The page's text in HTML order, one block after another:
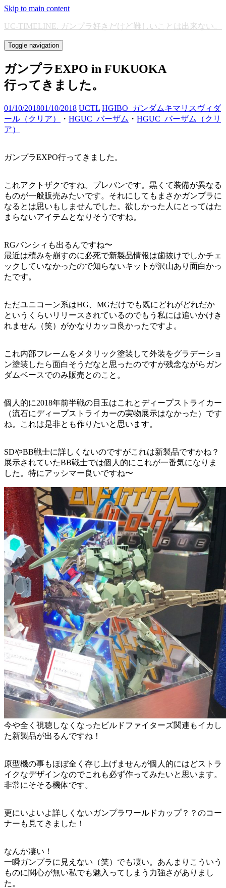
Skip to main content
UC-TIMELINE. ガンプラ好きだけど難しいことは出来ない。
Toggle navigation
ガンプラEXPO in FUKUOKA
行ってきました。
01/10/201801/10/2018 UCTL HGIBO_ガンダムキマリスヴィダ
ール（クリア）
・ HGUC_バーザム ・ HGUC_バーザム（クリ
ア）
ガンプラEXPO行ってきました。
これアクトザクですね。プレバンです。黒くて装備が異なる
ものが一般販売みたいです。それにしてもまさかガンプラに
なるとは思いもしませんでした。欲しかった人にとってはた
まらないアイテムとなりそうですね。
RGバンシィも出るんですね〜
最近は積みを崩すのに必死で新製品情報は歯抜けでしかチェ
ックしていなかったので知らないキットが沢山あり面白かっ
たです。
ただユニコーン系はHG、MGだけでも既にどれがどれだか
というくらいリリースされているのでもう私には追いかけき
れません（笑）がかなりカッコ良かったですよ。
これ内部フレームをメタリック塗装して外装をグラデーショ
ン塗装したら面白そうだなと思ったのですが残念ながらガン
ダムベースでのみ販売とのこと。
個人的に2018年前半戦の目玉はこれとディープストライカー
（流石にディープストライカーの実物展示はなかった）です
ね。これは是非とも作りたいと思います。
SDやBB戦士に詳しくないのですがこれは新製品ですかね？
展示されていたBB戦士では個人的にこれが一番気になりま
した。特にアッシマー良いですね〜
今や全く視聴しなくなったビルドファイターズ関連もイカし
た新製品が出るんですね！
原型機の事もほぼ全く存じ上げませんが個人的にはどストラ
イクなデザインなのでこれも必ず作ってみたいと思います。
非常にそそる機体です。
更にいよいよ詳しくないガンプラワールドカップ？？のコー
ナーも見てきました！
なんか凄い！
一瞬ガンプラに見えない（笑）でも凄い。あんまりこういう
ものに関心が無い私でも魅入ってしまう力強さがありまし
た。